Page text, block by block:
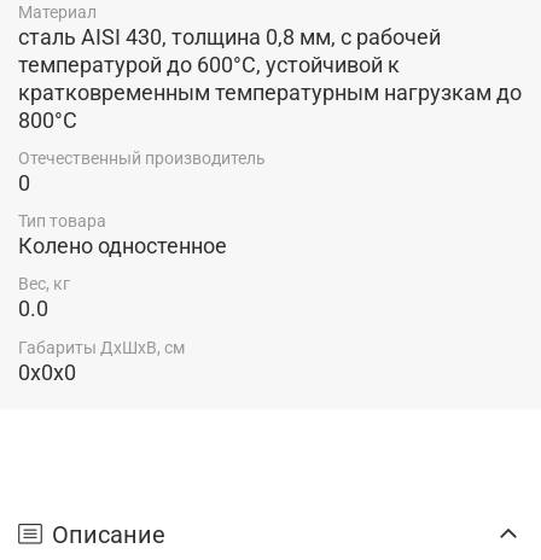
Материал
сталь AISI 430, толщина 0,8 мм, с рабочей
температурой до 600°C, устойчивой к
кратковременным температурным нагрузкам до
800°C
Отечественный производитель
0
Тип товара
Колено одностенное
Вес, кг
0.0
Габариты ДхШхВ, см
0x0x0
Описание